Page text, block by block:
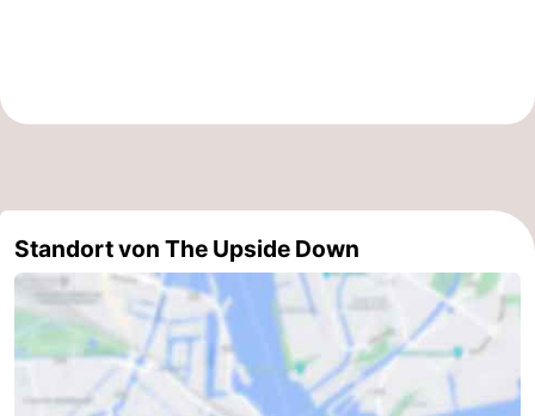
Standort von The Upside Down